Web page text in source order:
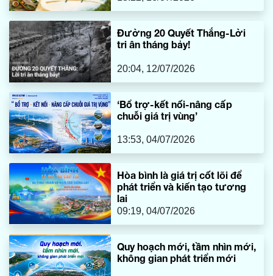
Đường 20 Quyết Thắng-Lời
tri ân tháng bảy!
20:04, 12/07/2026
‘Bổ trợ-kết nối-nâng cấp
chuỗi giá trị vùng’
13:53, 04/07/2026
Hòa bình là giá trị cốt lõi để
phát triển và kiến tạo tương
lai
09:19, 04/07/2026
Quy hoạch mới, tầm nhìn mới,
không gian phát triển mới